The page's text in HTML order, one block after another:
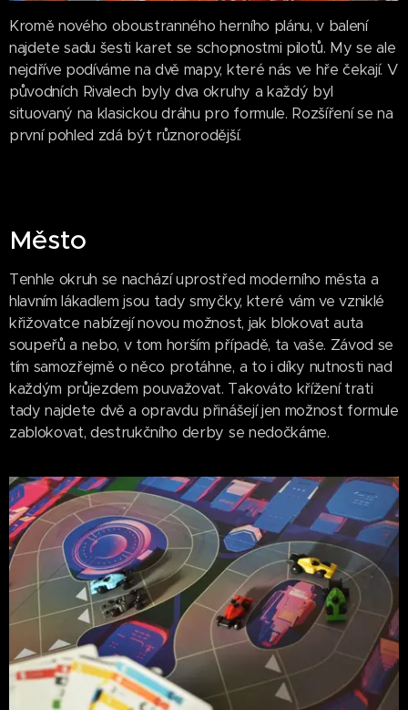
Kromě nového oboustranného herního plánu, v balení
najdete sadu šesti karet se schopnostmi pilotů. My se ale
nejdříve podíváme na dvě mapy, které nás ve hře čekají. V
původních Rivalech byly dva okruhy a každý byl
situovaný na klasickou dráhu pro formule. Rozšíření se na
první pohled zdá být různorodější.
Město
Tenhle okruh se nachází uprostřed moderního města a
hlavním lákadlem jsou tady smyčky, které vám ve vzniklé
křižovatce nabízejí novou možnost, jak blokovat auta
soupeřů a nebo, v tom horším případě, ta vaše. Závod se
tím samozřejmě o něco protáhne, a to i díky nutnosti nad
každým průjezdem pouvažovat. Takováto křížení trati
tady najdete dvě a opravdu přinášejí jen možnost formule
zablokovat, destrukčního derby se nedočkáme.